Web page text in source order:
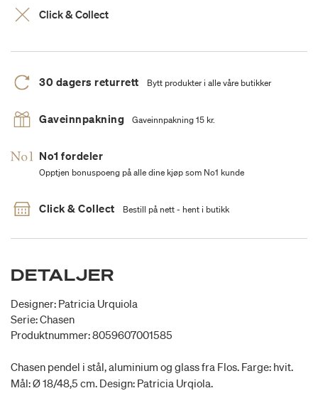
Click & Collect
30 dagers returrett Bytt produkter i alle våre butikker
Gaveinnpakning Gaveinnpakning 15 kr.
No1 fordeler
Opptjen bonuspoeng på alle dine kjøp som No1 kunde
Click & Collect Bestill på nett - hent i butikk
DETALJER
Designer: Patricia Urquiola
Serie: Chasen
Produktnummer: 8059607001585
Chasen pendel i stål, aluminium og glass fra Flos. Farge: hvit.
Mål: Ø 18/48,5 cm. Design: Patricia Urqiola.